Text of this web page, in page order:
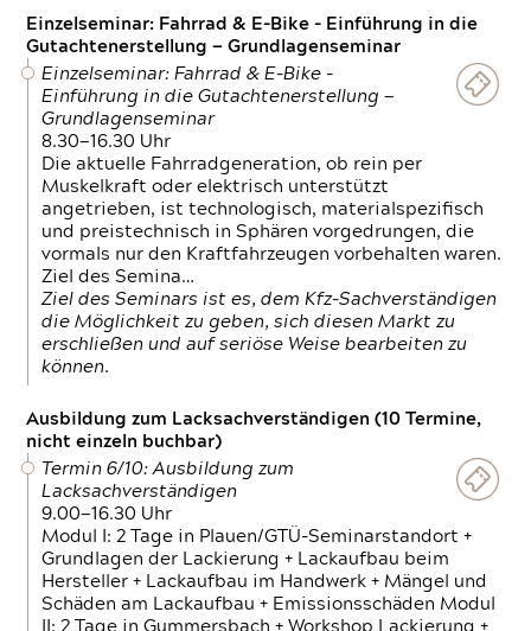
Einzelseminar: Fahrrad & E-Bike - Einführung in die
Gutachtenerstellung — Grundlagenseminar
Einzelseminar: Fahrrad & E-Bike -
Einführung in die Gutachtenerstellung —
Grundlagenseminar
8.30—16.30 Uhr
Die aktuelle Fahrradgeneration, ob rein per
Muskelkraft oder elektrisch unterstützt
angetrieben, ist technologisch, materialspezifisch
und preistechnisch in Sphären vorgedrungen, die
vormals nur den Kraftfahrzeugen vorbehalten waren.
Ziel des Semina…
Ziel des Seminars ist es, dem Kfz-Sachverständigen
die Möglichkeit zu geben, sich diesen Markt zu
erschließen und auf seriöse Weise bearbeiten zu
können.
Ausbildung zum Lacksachverständigen (10 Termine,
nicht einzeln buchbar)
Termin 6/10: Ausbildung zum
Lacksachverständigen
9.00—16.30 Uhr
Modul I: 2 Tage in Plauen/GTÜ-Seminarstandort +
Grundlagen der Lackierung + Lackaufbau beim
Hersteller + Lackaufbau im Handwerk + Mängel und
Schäden am Lackaufbau + Emissionsschäden Modul
II: 2 Tage in Gummersbach + Workshop Lackierung +